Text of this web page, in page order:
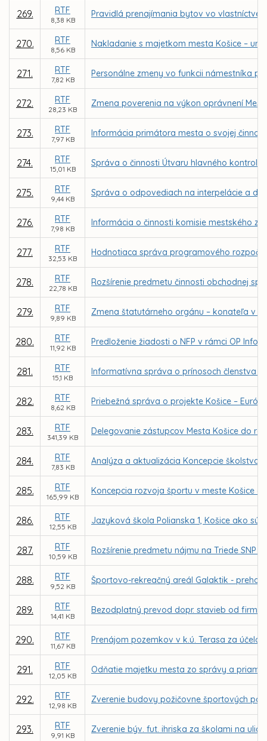
269. RTF
8,38 KB
Pravidlá prenajímania bytov vo vlastníctve
270. RTF
8,56 KB
Nakladanie s majetkom mesta Košice –
271. RTF
7,82 KB
Personálne zmeny vo funkcii námestníka
272. RTF
28,23 KB
Zmena poverenia na výkon oprávnení
273. RTF
7,97 KB
Informácia primátora mesta o svojej
274. RTF
15,01 KB
Správa o činnosti Útvaru hlavného
275. RTF
9,44 KB
Správa o odpovediach na interpelácie a
276. RTF
7,98 KB
Informácia o činnosti komisie mestského
277. RTF
32,53 KB
Hodnotiaca správa programového
278. RTF
22,78 KB
Rozšírenie predmetu činnosti obchodnej
279. RTF
9,89 KB
Zmena štatutárneho orgánu – konateľa v
280. RTF
11,92 KB
Predloženie žiadosti o NFP v rámci OP
281. RTF
15,1 KB
Informatívna správa o prínosoch členstva
282. RTF
8,62 KB
Priebežná správa o projekte Košice –
283. RTF
341,39 KB
Delegovanie zástupcov Mesta Košice do
284. RTF
7,83 KB
Analýza a aktualizácia Koncepcie školstva
285. RTF
165,99 KB
Koncepcia rozvoja športu v meste Košice
286. RTF
12,55 KB
Jazyková škola Polianska 1, Košice ako
287. RTF
10,59 KB
Rozšírenie predmetu nájmu na Triede SNP
288. RTF
9,52 KB
Športovo-rekreačný areál Galaktik -
289. RTF
14,41 KB
Bezodplatný prevod dopr. stavieb od firmy
290. RTF
11,67 KB
Prenájom pozemkov v k.ú. Terasa za
291. RTF
12,05 KB
Odňatie majetku mesta zo správy a priamy
292. RTF
12,98 KB
Zverenie budovy požičovne športových
293. RTF
9,91 KB
Zverenie býv. fut. ihriska za školami na